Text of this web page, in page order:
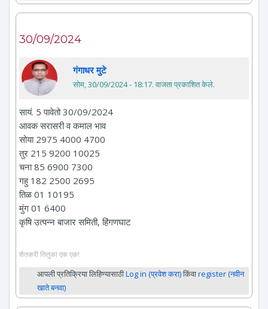
30/09/2024
गंगाधर मुटे
सोम, 30/09/2024 - 18:17. वाजता प्रकाशित केले.
सायं. 5 पावेतो 30/09/2024
आवक सरासरी व कमाल भाव
सोया 2975 4000 4700
तुर 215 9200 10025
चना 85 6900 7300
गहु 182 2500 2695
तिळ 01 10195
मुंग 01 6400
कृषि उत्पन्न बाजार समिती, हिंगणघाट
शेतकरी तितुका एक एक!
आपली प्रतिक्रिया लिहिण्यासाठीLog in (प्रवेश करा)किंवाregister (नवीन
खाते बनवा)